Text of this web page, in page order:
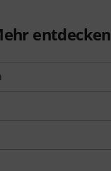
entdecken